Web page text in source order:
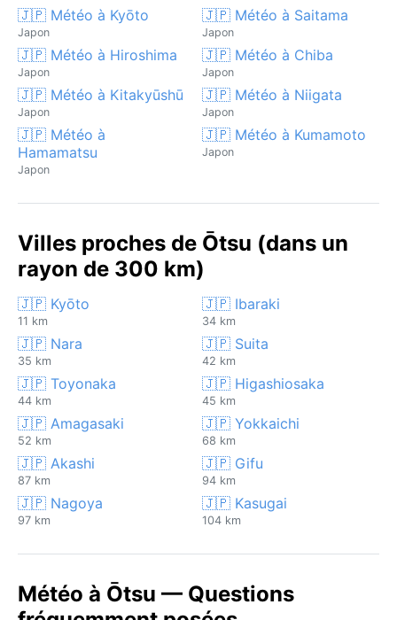
🇯🇵 Météo à Kyōto
Japon
🇯🇵 Météo à Saitama
Japon
🇯🇵 Météo à Hiroshima
Japon
🇯🇵 Météo à Chiba
Japon
🇯🇵 Météo à Kitakyūshū
Japon
🇯🇵 Météo à Niigata
Japon
🇯🇵 Météo à
Hamamatsu
Japon
🇯🇵 Météo à Kumamoto
Japon
Villes proches de Ōtsu (dans un
rayon de 300 km)
🇯🇵 Kyōto
11 km
🇯🇵 Ibaraki
34 km
🇯🇵 Nara
35 km
🇯🇵 Suita
42 km
🇯🇵 Toyonaka
44 km
🇯🇵 Higashiosaka
45 km
🇯🇵 Amagasaki
52 km
🇯🇵 Yokkaichi
68 km
🇯🇵 Akashi
87 km
🇯🇵 Gifu
94 km
🇯🇵 Nagoya
97 km
🇯🇵 Kasugai
104 km
Météo à Ōtsu — Questions